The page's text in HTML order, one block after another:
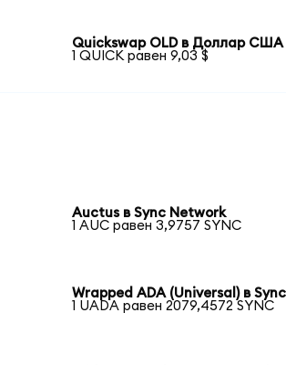
Quickswap OLD в Доллар США
1 QUICK равен 9,03 $
Auctus в Sync Network
1 AUC равен 3,9757 SYNC
Wrapped ADA (Universal) в
1 UADA равен 2079,4572 SYNC